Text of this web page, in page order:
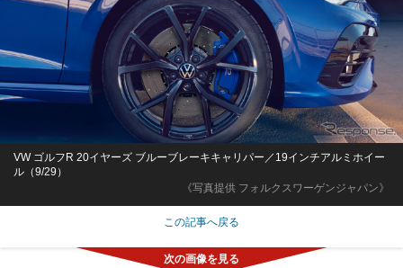
《写真提供 フォルクスワーゲンジャパン》
VW ゴルフR 20イヤーズ ブルーブレーキキャリパー／19インチアルミホイー
ル（9/29）
この記事へ戻る